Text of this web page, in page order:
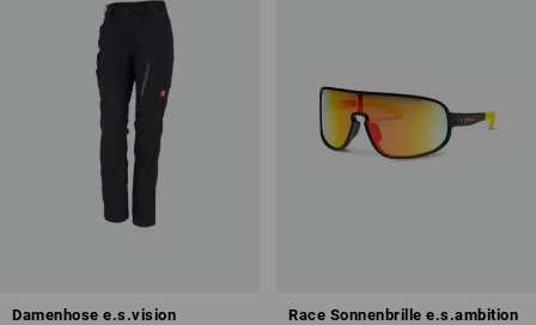
Damenhose e.s.vision Race Sonnenbrille e.s.ambition